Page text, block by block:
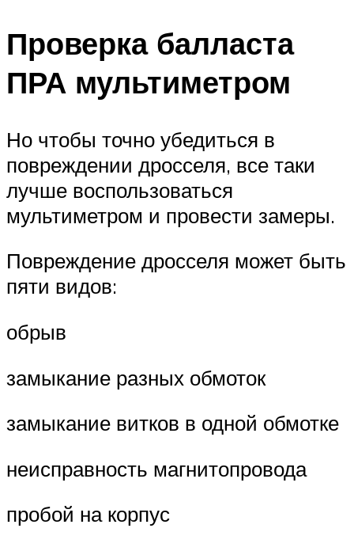
Проверка балласта
ПРА мультиметром
Но чтобы точно убедиться в
повреждении дросселя, все таки
лучше воспользоваться
мультиметром и провести замеры.
Повреждение дросселя может быть
пяти видов:
обрыв
замыкание разных обмоток
замыкание витков в одной обмотке
неисправность магнитопровода
пробой на корпус